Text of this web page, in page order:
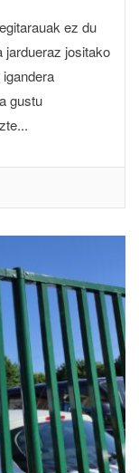
ez du
jardueraz jositako
gustu